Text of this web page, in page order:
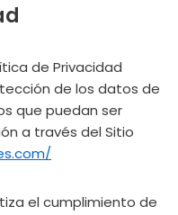
de Privacidad
de los datos de
que puedan ser
a través del Sitio
el cumplimiento de